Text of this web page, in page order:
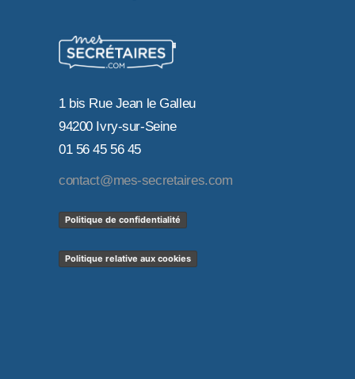
1 bis Rue Jean le Galleu
94200 Ivry-sur-Seine
01 56 45 56 45
contact@mes-secretaires.com
Politique de confidentialité
Politique relative aux cookies